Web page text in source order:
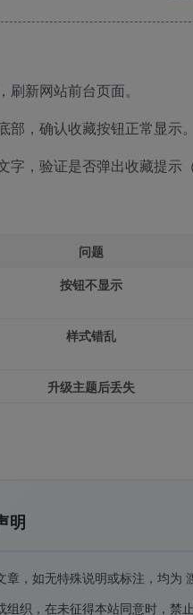
刷新网站前台页面。
部，确认收藏按钮正常显示。
字，验证是否弹出收藏提示
问题
按钮不显示
样式错乱
升级主题后丢失
明
章，如无特殊说明或标注，均为
组织，在未征得本站同意时，禁